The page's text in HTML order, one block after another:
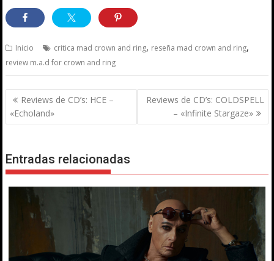
Inicio critica mad crown and ring, reseña mad crown and ring,
review m.a.d for crown and ring
Navegación
de
entradas
Reviews de CD’s: HCE –
«Echoland»
Reviews de CD’s: COLDSPELL
– «Infinite Stargaze»
Entradas relacionadas